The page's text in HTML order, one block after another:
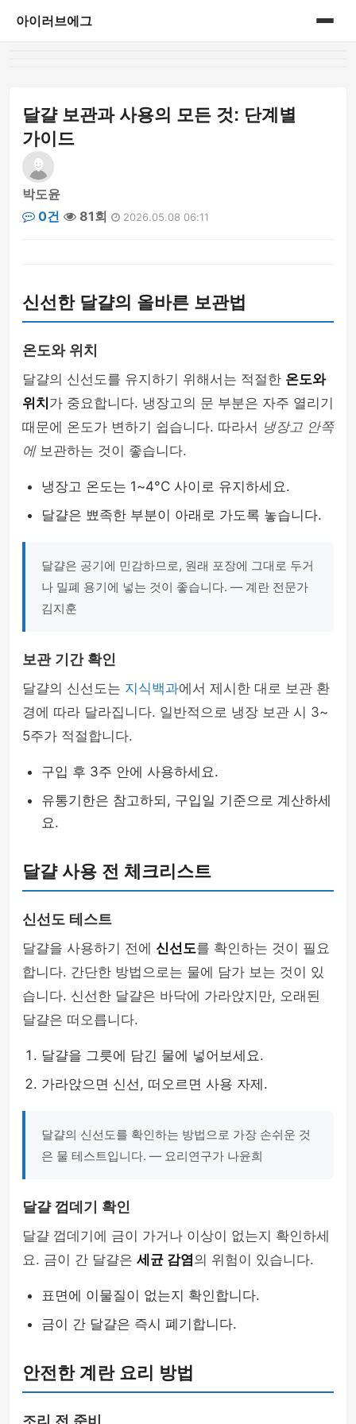
아이러브에그
달걀 보관과 사용의 모든 것: 단계별
가이드
박도윤
0건
81회 2026.05.08 06:11
신선한 달걀의 올바른 보관법
온도와 위치
달걀의 신선도를 유지하기 위해서는 적절한 온도와
위치 가 중요합니다. 냉장고의 문 부분은 자주 열리기
때문에 온도가 변하기 쉽습니다. 따라서 냉장고 안쪽
에보관하는 것이 좋습니다.
냉장고 온도는 1~4°C 사이로 유지하세요.
달걀은 뾰족한 부분이 아래로 가도록 놓습니다.
달걀은 공기에 민감하므로, 원래 포장에 그대로 두거
나 밀폐 용기에 넣는 것이 좋습니다. — 계란 전문가
김지훈
보관 기간 확인
달걀의 신선도는 지식백과에서 제시한 대로 보관 환
경에 따라 달라집니다. 일반적으로 냉장 보관 시 3~
5주가 적절합니다.
구입 후 3주 안에 사용하세요.
유통기한은 참고하되, 구입일 기준으로 계산하세
요.
달걀 사용 전 체크리스트
신선도 테스트
달걀을 사용하기 전에 신선도를 확인하는 것이 필요
합니다. 간단한 방법으로는 물에 담가 보는 것이 있
습니다. 신선한 달걀은 바닥에 가라앉지만, 오래된
달걀은 떠오릅니다.
달걀을 그릇에 담긴 물에 넣어보세요.
가라앉으면 신선, 떠오르면 사용 자제.
달걀의 신선도를 확인하는 방법으로 가장 손쉬운 것
은 물 테스트입니다. — 요리연구가 나윤희
달걀 껍데기 확인
달걀 껍데기에 금이 가거나 이상이 없는지 확인하세
요. 금이 간 달걀은 세균 감염의 위험이 있습니다.
표면에 이물질이 없는지 확인합니다.
금이 간 달걀은 즉시 폐기합니다.
안전한 계란 요리 방법
조리 전 준비